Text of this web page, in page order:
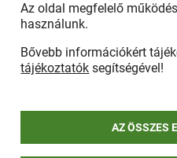
Afrikai
Az oldal megfelelő
használunk.
Bővebb információkért
tájékoztatók segítségével!
AZ ÖSSZES